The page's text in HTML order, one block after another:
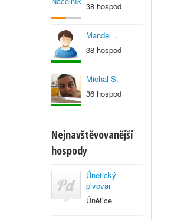
38 hospod
Mandel ..
38 hospod
Michal S.
36 hospod
Nejnavštěvovanější
hospody
Únětický
pivovar
Únětice